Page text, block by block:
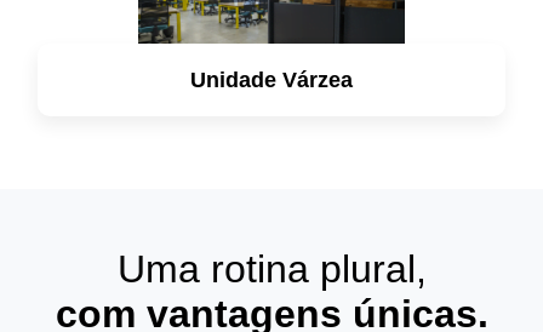
Unidade Várzea
Uma rotina plural,
com vantagens únicas.